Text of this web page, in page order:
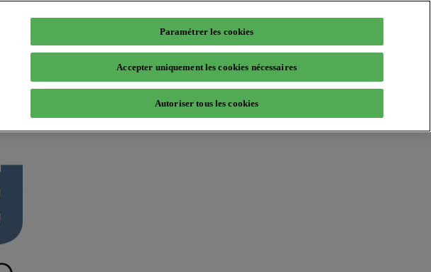
Paramétrer les cookies
Accepter uniquement les cookies nécessaires
Autoriser tous les cookies